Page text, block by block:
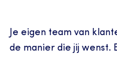
Je eigen team van
de manier die jij wenst.